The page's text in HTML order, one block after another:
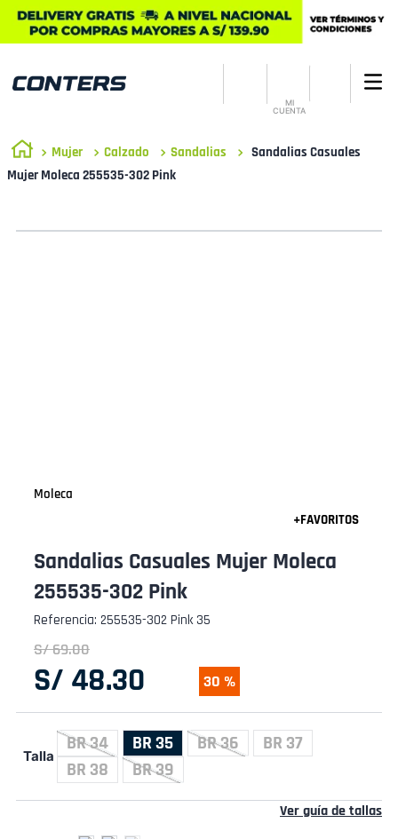
MI
CUENTA
Mujer Calzado Sandalias
Sandalias Casuales
Mujer Moleca 255535-302 Pink
Moleca
Sandalias Casuales Mujer Moleca
255535-302 Pink
Referencia: 255535-302 Pink 35
S/69.00
S/ 48.30 30 %
Talla
BR 34 BR 35 BR 36
BR 37
BR 38
BR 39
Ver guía de tallas